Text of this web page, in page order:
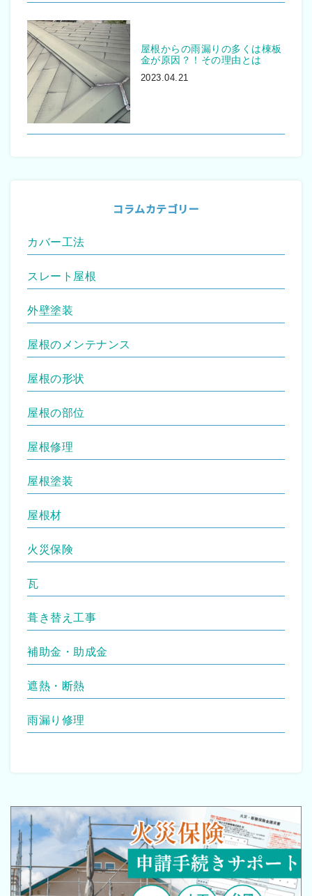
屋根からの雨漏りの多くは棟板
金が原因？！その理由とは
2023.04.21
コラムカテゴリー
カバー工法
スレート屋根
外壁塗装
屋根のメンテナンス
屋根の形状
屋根の部位
屋根修理
屋根塗装
屋根材
火災保険
瓦
葺き替え工事
補助金・助成金
遮熱・断熱
雨漏り修理